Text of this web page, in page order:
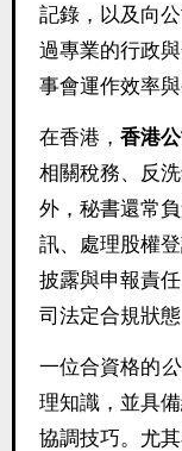
記錄，以及向
過專業的行政與
事會運作效率與
在香港， 香港
相關稅務、反
外，秘書還常
訊、處理股權
披露與申報責
司法定合規狀
一位合資格的
理知識，並具
協調技巧。尤